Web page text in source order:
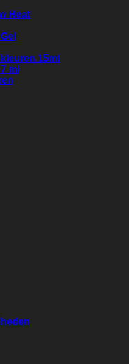
Heat
15ml
ml